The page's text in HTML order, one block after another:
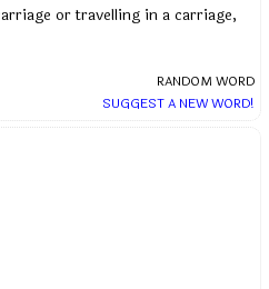
or travelling in a carriage,
RANDOM WORD
SUGGEST A NEW WORD!